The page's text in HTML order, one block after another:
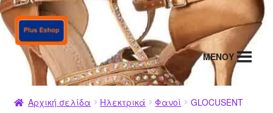
Απευθείας
μετάβαση
στην
πλοήγηση
Μετάβαση
σε
περιεχόμενο
MENΟΥ
Αρχική σελίδα Ηλεκτρικά Φανοί
GLOCUSENT